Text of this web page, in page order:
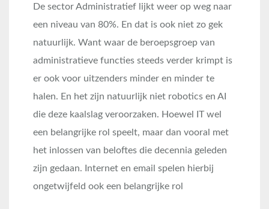
De sector Administratief lijkt weer op weg naar
een niveau van 80%. En dat is ook niet zo gek
natuurlijk. Want waar de beroepsgroep van
administratieve functies steeds verder krimpt is
er ook voor uitzenders minder en minder te
halen. En het zijn natuurlijk niet robotics en AI
die deze kaalslag veroorzaken. Hoewel IT wel
een belangrijke rol speelt, maar dan vooral met
het inlossen van beloftes die decennia geleden
zijn gedaan. Internet en email spelen hierbij
ongetwijfeld ook een belangrijke rol